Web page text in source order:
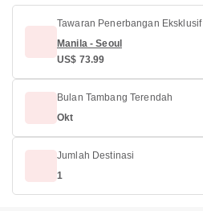
Tawaran Penerbangan Eksklusif
Manila - Seoul
US$ 73.99
Bulan Tambang Terendah
Okt
Jumlah Destinasi
1